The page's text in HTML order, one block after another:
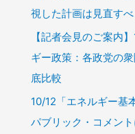
視した計画は見直すべ
【記者会見のご案内
ギー政策：各政党の
底比較
10/12「エネルギー基
パブリック・コメン